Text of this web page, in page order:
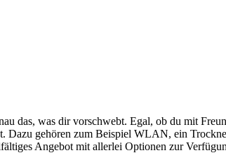
das, was dir vorschwebt. Egal, ob du mit
gehören zum Beispiel WLAN, ein
Angebot mit allerlei Optionen zur